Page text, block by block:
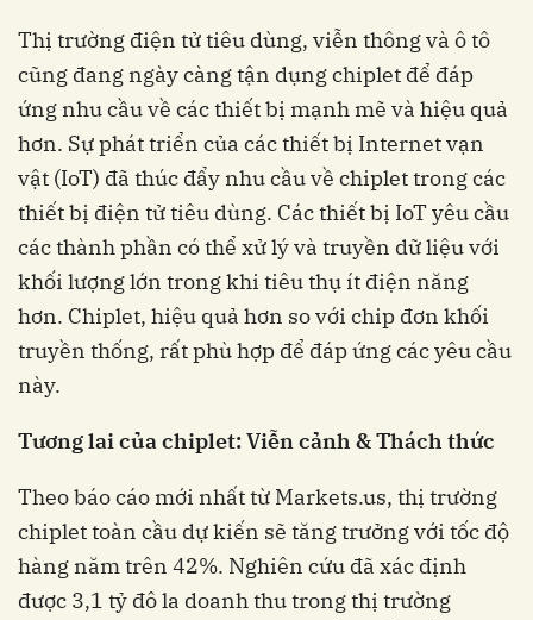
Thị trường điện tử tiêu dùng, viễn thông và ô tô
cũng đang ngày càng tận dụng chiplet để đáp
ứng nhu cầu về các thiết bị mạnh mẽ và hiệu quả
hơn. Sự phát triển của các thiết bị Internet vạn
vật (IoT) đã thúc đẩy nhu cầu về chiplet trong các
thiết bị điện tử tiêu dùng. Các thiết bị IoT yêu cầu
các thành phần có thể xử lý và truyền dữ liệu với
khối lượng lớn trong khi tiêu thụ ít điện năng
hơn. Chiplet, hiệu quả hơn so với chip đơn khối
truyền thống, rất phù hợp để đáp ứng các yêu cầu
này.
Tương lai của chiplet: Viễn cảnh & Thách thức
Theo báo cáo mới nhất từ Markets.us, thị trường
chiplet toàn cầu dự kiến sẽ tăng trưởng với tốc độ
hàng năm trên 42%. Nghiên cứu đã xác định
được 3,1 tỷ đô la doanh thu trong thị trường